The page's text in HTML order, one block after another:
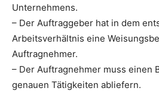
Unternehmens.
– Der Auftraggeber hat in dem
Arbeitsverhältnis eine
Auftragnehmer.
– Der Auftragnehmer muss einen
genauen Tätigkeiten abliefern.